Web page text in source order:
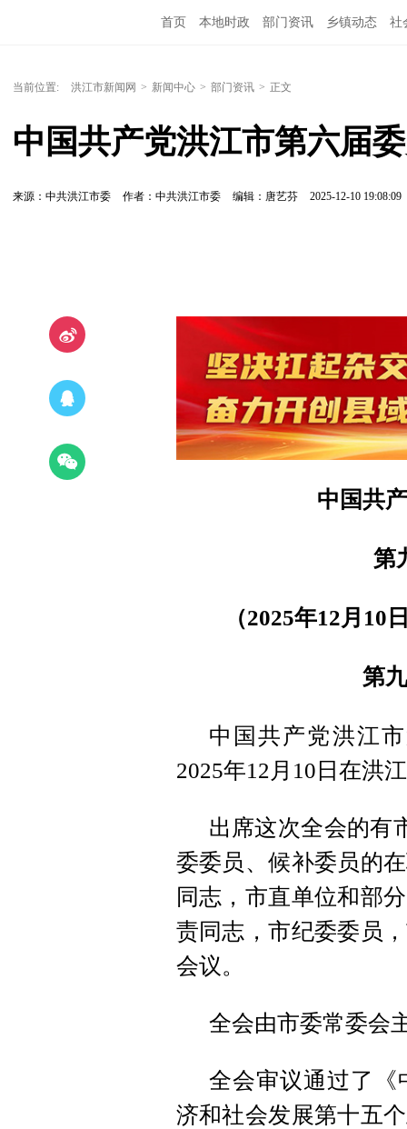
首页 本地时政 部门资讯 乡镇动态 社
当前位置: 洪江市新闻网 > 新闻中心 > 部门资讯 > 正文
中国共产党洪江市第六届
来源：中共洪江市委 作者：中共洪江市委 编辑：唐艺芬 2025-12-10 19:08:09
中国共
第
（2025年12月
第
中国共产党洪江
2025年12月10日在洪
出席这次全会的有
委委员、候补委员的
同志，市直单位和部
责同志，市纪委委员
会议。
全会由市委常委会
全会审议通过了《
济和社会发展第十五